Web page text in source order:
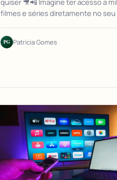
filmes e séries diretamente no seu
PG Patrícia Gomes